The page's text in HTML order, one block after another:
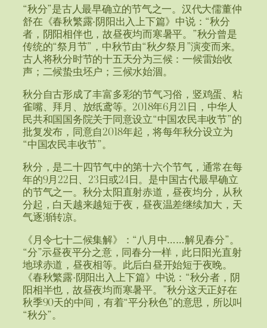
“秋分”是古人最早确立的节气之一。汉代大儒董仲
舒在《春秋繁露·阴阳出入上下篇》中说：“秋分
者，阴阳相伴也，故昼夜均而寒暑平。”秋分曾是
传统的“祭月节”，中秋节由“秋夕祭月”演变而来。
古人将秋分时节的十五天分为三候：一候雷始收
声；二候蛰虫坯户；三候水始涸。
秋分自古形成了丰富多彩的节气习俗，竖鸡蛋、粘
雀嘴、拜月、放纸鸢等。2018年6月21日，中华人
民共和国国务院关于同意设立“中国农民丰收节”的
批复发布，同意自2018年起，将每年秋分设立为
“中国农民丰收节”。
秋分，是二十四节气中的第十六个节气，通常在每
年的9月22日、23日或24日。是中国古代最早确立
的节气之一。秋分太阳直射赤道，昼夜均分，从秋
分起，白天越来越短于夜，昼夜温差继续加大，天
气逐渐转凉。
《月令七十二候集解》：“八月中……解见春分”。
“分”示昼夜平分之意，同春分一样，此日阳光直射
地球赤道，昼夜相等。此后白昼开始短于夜晚。
《春秋繁露·阴阳出入上下篇》中说：“秋分者，阴
阳相半也，故昼夜均而寒暑平。”秋分这天正好在
秋季90天的中间，有着“平分秋色”的意思，所以叫
“秋分”。